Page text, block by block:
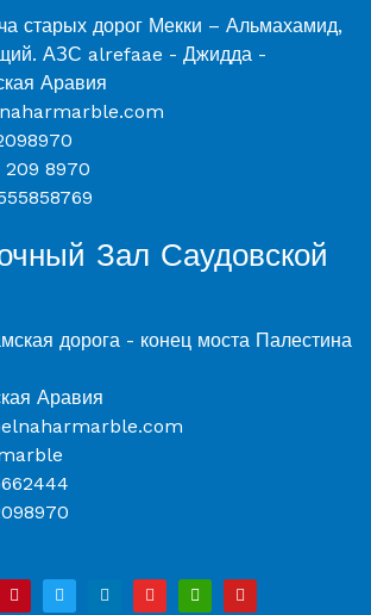
старых дорог Мекки – Альмахамид,
АЗС alrefaae - Джидда -
Аравия
209 8970
Зал Саудовской
дорога - конец моста Палестина
Аравия
P
i
T
w
L
i
I
n
B
o
Y
o